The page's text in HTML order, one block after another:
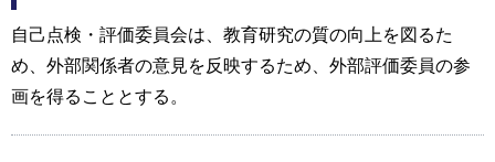
自己点検・評価委員会は、教育研究の質の向上を図るた
め、外部関係者の意見を反映するため、外部評価委員の参
画を得ることとする。